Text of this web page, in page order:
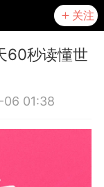
关注
60秒读懂世
01:38